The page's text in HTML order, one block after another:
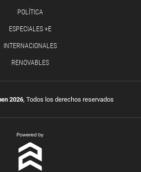
POLÍTICA
ESPECIALES +E
INTERNACIONALES
RENOVABLES
2026, Todos los derechos reservados